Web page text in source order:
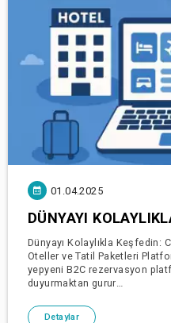
01.04.2025
Dünyayı Kolaylıkla Keşfedin:
Oteller ve Tatil Paketleri
yepyeni B2C rezervasyon
duyurmaktan gurur
bir şehir tatili, ister dinlend
Detaylar